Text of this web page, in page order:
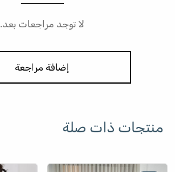
لا توجد مراجعات بعد.
إضافة مراجعة
منتجات ذات صلة